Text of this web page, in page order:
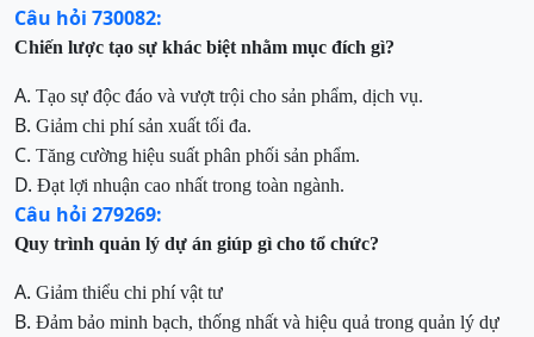
Câu hỏi 730082:
Chiến lược tạo sự khác biệt nhằm mục đích gì?
A. Tạo sự độc đáo và vượt trội cho sản phẩm, dịch vụ.
B. Giảm chi phí sản xuất tối đa.
C. Tăng cường hiệu suất phân phối sản phẩm.
D. Đạt lợi nhuận cao nhất trong toàn ngành.
Câu hỏi 279269:
Quy trình quản lý dự án giúp gì cho tổ chức?
A. Giảm thiểu chi phí vật tư
B. Đảm bảo minh bạch, thống nhất và hiệu quả trong quản lý dự